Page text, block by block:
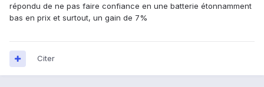
répondu de ne pas faire confiance en une batterie étonnamment
bas en prix et surtout, un gain de 7%
Citer